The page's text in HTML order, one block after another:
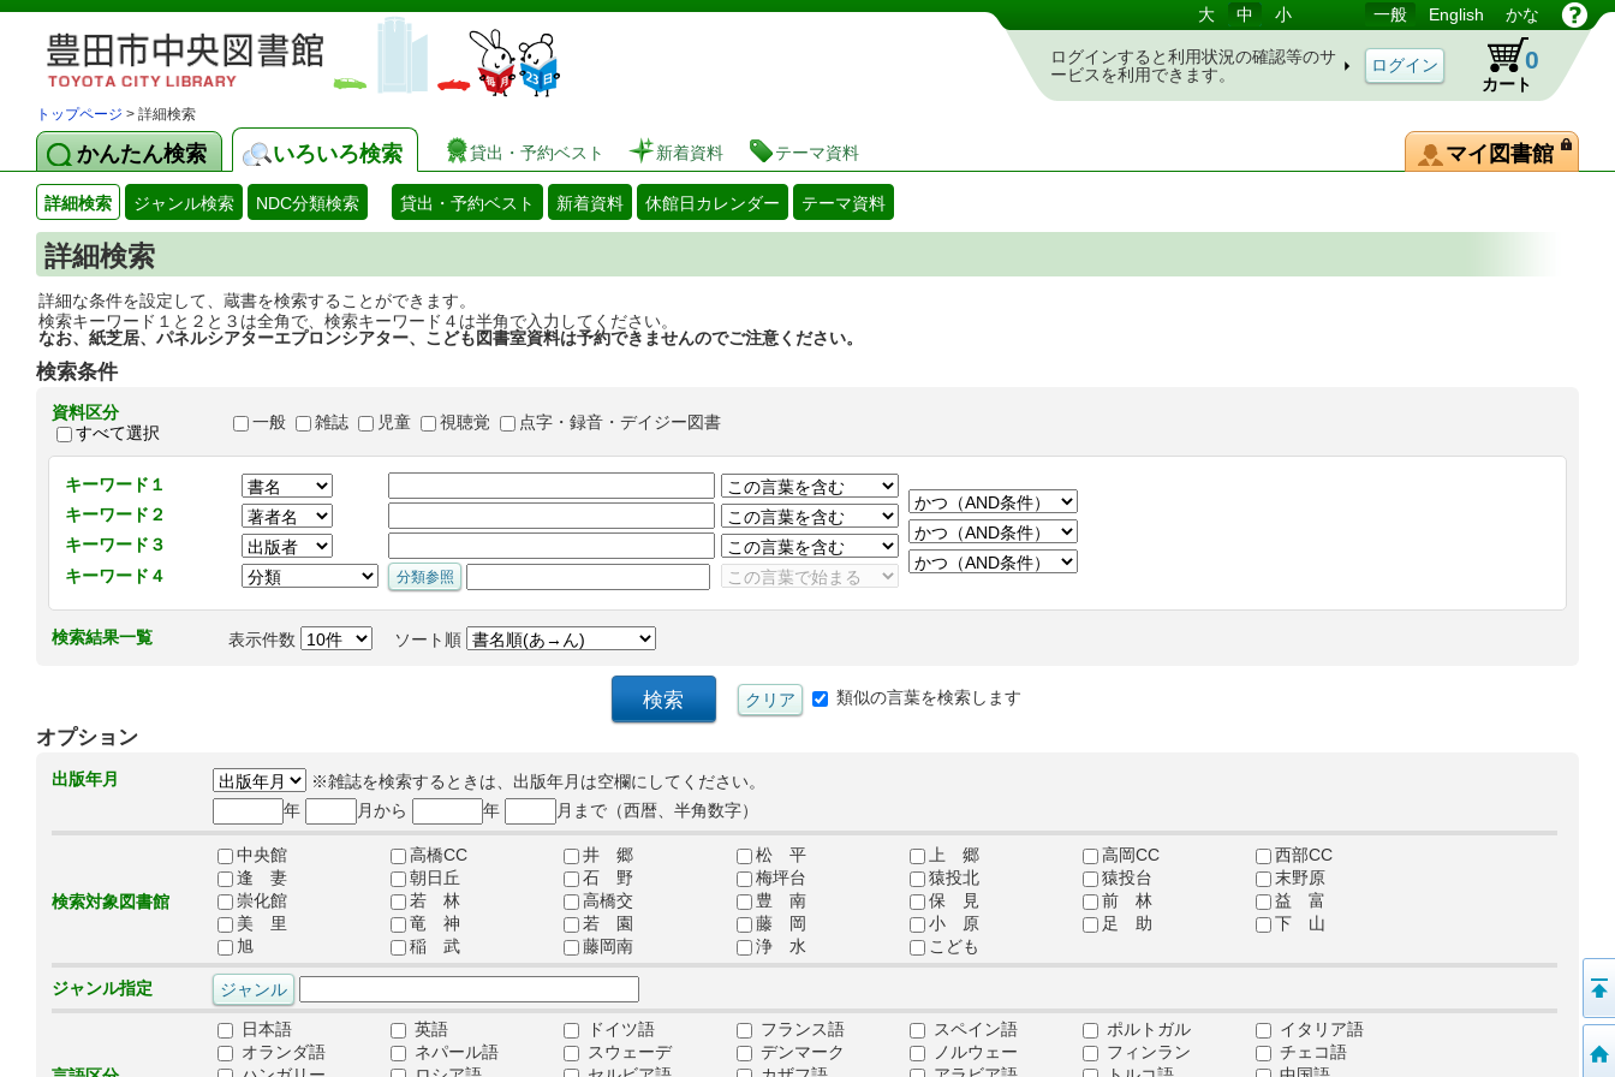
図書館 蔵書検索・予約システム 大 中 小 一般 English かな
ログインすると利用状況の確認等のサ
ービスを利用できます。
カート
0
トップページ > 詳細検索
かんたん検索 いろいろ検索 貸出・予約ベスト 新着資料 テーマ資料 マイ図書館
詳細検索 ジャンル検索 NDC分類検索 貸出・予約ベスト 新着資料 休館日カレンダー テーマ資料
詳細検索
詳細な条件を設定して、蔵書を検索することができます。
検索キーワード１と２と３は全角で、検索キーワード４は半角で入力してください。
なお、紙芝居、パネルシアターエプロンシアター、こども図書室資料は予約できませんのでご注意ください。
検索条件
資料区分
すべて選択
一般 雑誌 児童 視聴覚 点字・録音・デイジー図書
キーワード１
キーワード２
キーワード３
キーワード４
検索結果一覧 表示件数 ソート順
類似の言葉を検索します
オプション
出版年月
※雑誌を検索するときは、出版年月は空欄にしてください。
年
月から 年 月まで（西暦、半角数字）
検索対象図書館
中央館 高橋CC 井 郷 松 平 上 郷 高岡CC
西部CC
逢 妻
朝日丘 石 野 梅坪台 猿投北 猿投台
末野原
崇化館
若 林 高橋交 豊 南 保 見 前 林
益 富
美 里
竜 神 若 園 藤 岡 小 原 足 助
下 山
旭
稲 武 藤岡南 浄 水 こども
ジャンル指定
日本語 英語 ドイツ語 フランス語 スペイン語 ポルトガル
イタリア語
オランダ語
ネパール語 スウェーデ デンマーク ノルウェー フィンラン
チェコ語